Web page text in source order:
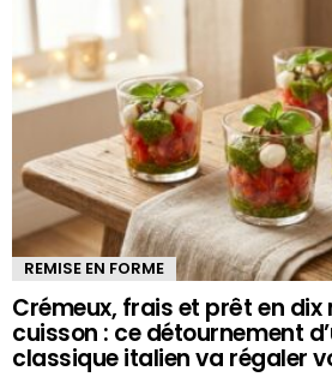
REMISE EN FORME
Crémeux, frais et prêt en
cuisson : ce détournement
classique italien va régaler